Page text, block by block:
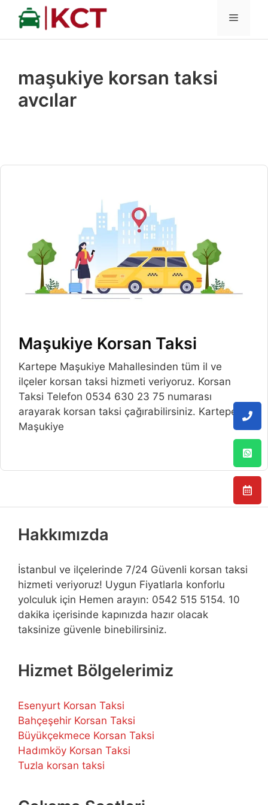
İçeriğe
MENÜ
maşukiye korsan taksi
avcılar
Maşukiye Korsan Taksi
Kartepe Maşukiye Mahallesinden tüm il ve
ilçeler korsan taksi hizmeti veriyoruz. Korsan
Taksi Telefon 0534 630 23 75 numarası
arayarak korsan taksi çağırabilirsiniz. Kartepe
Maşukiye
Hakkımızda
İstanbul ve ilçelerinde 7/24 Güvenli korsan taksi
hizmeti veriyoruz! Uygun Fiyatlarla konforlu
yolculuk için Hemen arayın: 0542 515 5154. 10
dakika içerisinde kapınızda hazır olacak
taksinize güvenle binebilirsiniz.
Hizmet Bölgelerimiz
Esenyurt Korsan Taksi
Bahçeşehir Korsan Taksi
Büyükçekmece Korsan Taksi
Hadımköy Korsan Taksi
Tuzla korsan taksi